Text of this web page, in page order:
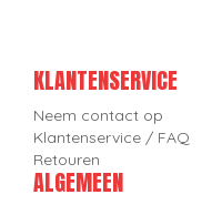
KLANTENSERVICE
Neem contact op
Klantenservice / FAQ
Retouren
ALGEMEEN